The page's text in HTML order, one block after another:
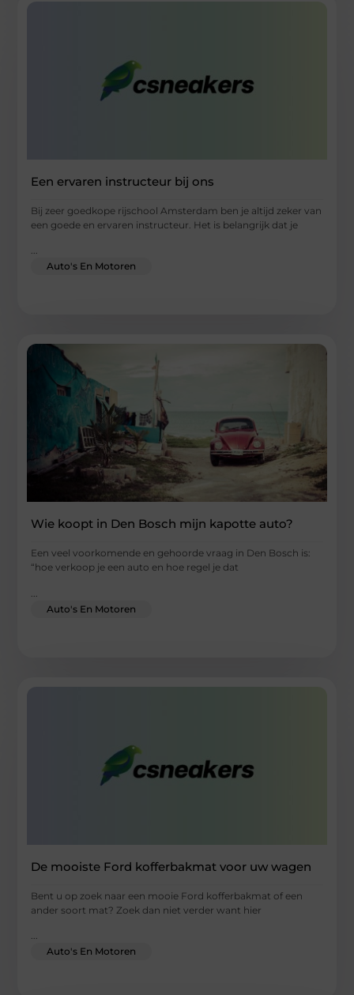
Een ervaren instructeur bij ons
Bij zeer goedkope rijschool Amsterdam ben je altijd zeker van
een goede en ervaren instructeur. Het is belangrijk dat je
...
Auto's En Motoren
Wie koopt in Den Bosch mijn kapotte auto?
Een veel voorkomende en gehoorde vraag in Den Bosch is:
“hoe verkoop je een auto en hoe regel je dat
Auto's En Motoren
De mooiste Ford kofferbakmat voor uw wagen
Bent u op zoek naar een mooie Ford kofferbakmat of een
ander soort mat? Zoek dan niet verder want hier
...
Auto's En Motoren